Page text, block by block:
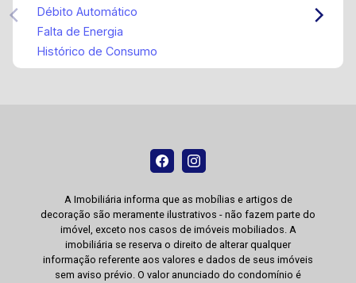
Débito Automático
Falta de Energia
Histórico de Consumo
A Imobiliária informa que as mobílias e artigos de
decoração são meramente ilustrativos - não fazem parte do
imóvel, exceto nos casos de imóveis mobiliados. A
imobiliária se reserva o direito de alterar qualquer
informação referente aos valores e dados de seus imóveis
sem aviso prévio. O valor anunciado do condomínio é